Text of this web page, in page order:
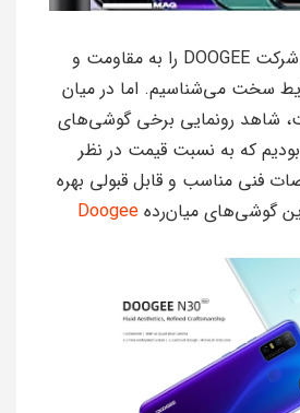
گوشی‌های هوشمند شرکت DOOGEE را به مقاومت و
سخت می‌شناسیم. اما در میان
شاهد رونمایی برخی گوشی‌های
که به نسبت قیمت در نظر
فنی مناسب و قابل قبولی بهره
گوشی‌های میان‌رده Doogee